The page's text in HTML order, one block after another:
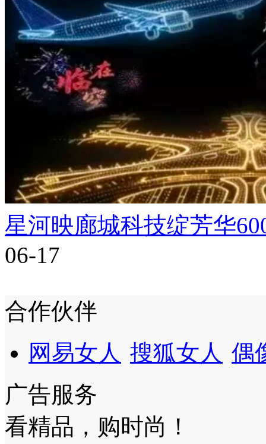
星河映廊城科技绽芳华
06-17
合作伙伴
网易女人 搜狐女人 偶
广告服务
看精品，购时尚！